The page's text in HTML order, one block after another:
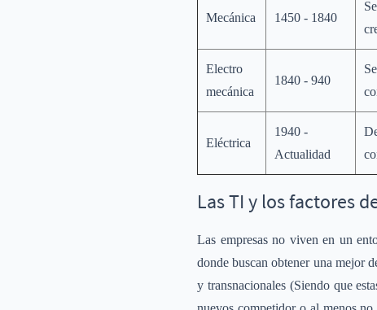
Mecánica 1450 - 1840
Electro
mecánica
1840 - 940
Eléctrica
1940 -
Actualidad
Las TI y los factores
Las empresas no viven en un
donde buscan obtener una mejor
y transnacionales (Siendo que